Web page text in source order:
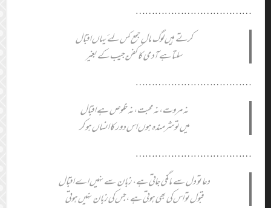
………………………………
کرتے ہیں لوگ مال جمع کس لئے یہاں اقبال
سلتا ہے آدمی کا کفن جیب کے بغیر
………………………………
نہ مروت،نہ محبت،نہ خلوص ہے اقبال
میں تو شرمندہ ہوں اس دور کا انساں ہو کر
………………………………
دعا تو دل سے مانگی جاتی ہے، زبان سے نہیں اے اقبال
قبول تو اس کی بھی ہوتی ہے ،جس کی زبان نہیں ہوتی